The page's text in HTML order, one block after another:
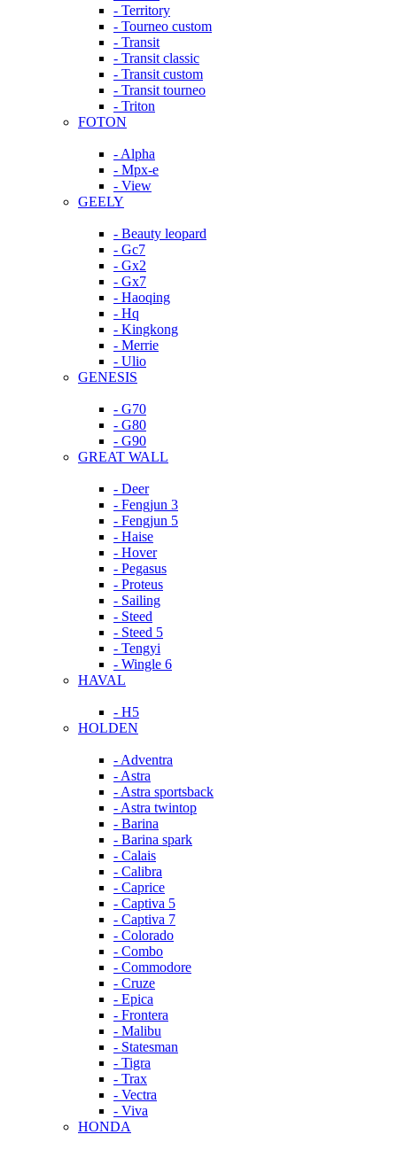
- Territory
- Tourneo custom
- Transit
- Transit classic
- Transit custom
- Transit tourneo
- Triton
FOTON
- Alpha
- Mpx-e
- View
GEELY
- Beauty leopard
- Gc7
- Gx2
- Gx7
- Haoqing
- Hq
- Kingkong
- Merrie
- Ulio
GENESIS
- G70
- G80
- G90
GREAT WALL
- Deer
- Fengjun 3
- Fengjun 5
- Haise
- Hover
- Pegasus
- Proteus
- Sailing
- Steed
- Steed 5
- Tengyi
- Wingle 6
HAVAL
- H5
HOLDEN
- Adventra
- Astra
- Astra sportsback
- Astra twintop
- Barina
- Barina spark
- Calais
- Calibra
- Caprice
- Captiva 5
- Captiva 7
- Colorado
- Combo
- Commodore
- Cruze
- Epica
- Frontera
- Malibu
- Statesman
- Tigra
- Trax
- Vectra
- Viva
HONDA